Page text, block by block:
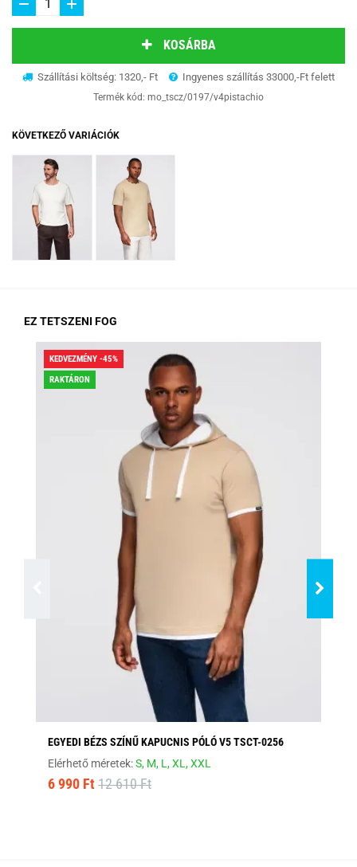
KOSÁRBA
Szállítási költség: 1320,- Ft Ingyenes szállítás 33000,-Ft felett
Termék kód: mo_tscz/0197/v4pistachio
KÖVETKEZŐ VARIÁCIÓK
EZ TETSZENI FOG
KEDVEZMÉNY -45%
RAKTÁRON
EGYEDI BÉZS SZÍNŰ KAPUCNIS PÓLÓ V5 TSCT-0256
Elérhető méretek:S, M, L,XL,XXL
6 990 Ft 12 610 Ft